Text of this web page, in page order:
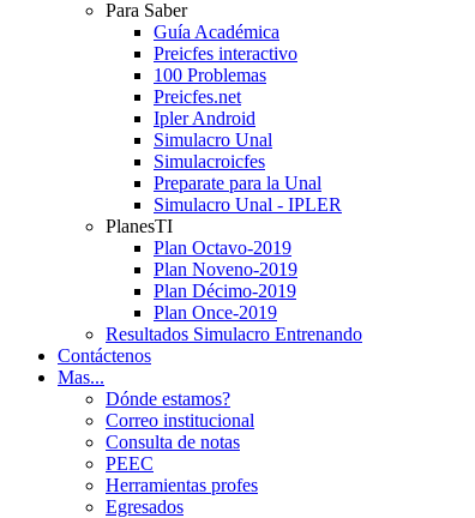
Para Saber
Guía Académica
Preicfes interactivo
100 Problemas
Preicfes.net
Ipler Android
Simulacro Unal
Simulacroicfes
Preparate para la Unal
Simulacro Unal - IPLER
PlanesTI
Plan Octavo-2019
Plan Noveno-2019
Plan Décimo-2019
Plan Once-2019
Resultados Simulacro Entrenando
Contáctenos
Mas...
Dónde estamos?
Correo institucional
Consulta de notas
PEEC
Herramientas profes
Egresados